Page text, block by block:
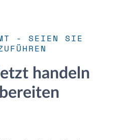
- SEIEN SIE
handeln